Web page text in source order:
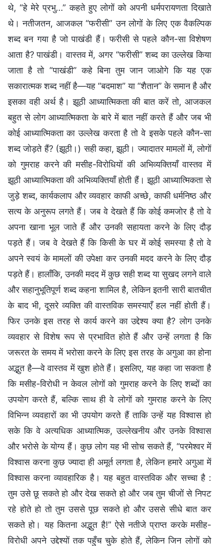
थे, “हे मेरे प्रभु...” कहते हुए लोगों को अपनी धर्मपरायणता दिखाते
थे। नतीजतन, आजकल “फरीसी” उन लोगों के लिए एक वैकल्पिक
शब्द बन गया है जो पाखंडी हैं। फरीसी से पहले कौन-सा विशेषण
आता है? पाखंडी। वास्तव में, अगर “फरीसी” शब्द का उल्लेख किया
जाता है तो “पाखंडी” कहे बिना तुम जान जाओगे कि यह एक
सकारात्मक शब्द नहीं है—यह “बदमाश” या “शैतान” के समान है और
इसका वही अर्थ है। झूठी आध्यात्मिकता की बात करें तो, आजकल
बहुत से लोग आध्यात्मिकता के बारे में बात नहीं करते हैं और जब भी
कोई आध्यात्मिकता का उल्लेख करता है तो वे इसके पहले कौन-सा
शब्द जोड़ते हैं? (झूठी।) सही कहा, झूठी। ज्यादातर मामलों में, लोगों
को गुमराह करने की मसीह-विरोधियों की अभिव्यक्तियाँ वास्तव में
झूठी आध्यात्मिकता की अभिव्यक्तियाँ होती हैं। झूठी आध्यात्मिकता से
जुड़े शब्द, कार्यकलाप और व्यवहार काफी अच्छे, काफी धर्मनिष्ठ और
सत्य के अनुरूप लगते हैं। जब वे देखते हैं कि कोई कमजोर है तो वे
अपना खाना भूल जाते हैं और उनकी सहायता करने के लिए दौड़
पड़ते हैं। जब वे देखते हैं कि किसी के घर में कोई समस्या है तो वे
अपने स्वयं के मामलों की उपेक्षा कर उनकी मदद करने के लिए दौड़
पड़ते हैं। हालाँकि, उनकी मदद में कुछ सही शब्द या सुखद लगने वाले
और सहानुभूतिपूर्ण शब्द कहना शामिल है, लेकिन इतनी सारी बातचीत
के बाद भी, दूसरे व्यक्ति की वास्तविक समस्याएँ हल नहीं होती हैं।
फिर उनके इस तरह से कार्य करने का उद्देश्य क्या है? लोग उनके
व्यवहार से विशेष रूप से प्रभावित होते हैं और उन्हें लगता है कि
जरूरत के समय में भरोसा करने के लिए इस तरह के अगुआ का होना
अद्भुत है—वे वास्तव में खुश होते हैं। इसलिए, यह कहा जा सकता है
कि मसीह-विरोधी न केवल लोगों को गुमराह करने के लिए शब्दों का
उपयोग करते हैं, बल्कि साथ ही वे लोगों को गुमराह करने के लिए
विभिन्न व्यवहारों का भी उपयोग करते हैं ताकि उन्हें यह विश्वास हो
सके कि वे अत्यधिक आध्यात्मिक, उल्लेखनीय और उनके विश्वास
और भरोसे के योग्य हैं। कुछ लोग यह भी सोच सकते हैं, “परमेश्वर में
विश्वास करना कुछ ज्यादा ही अमूर्त लगता है, लेकिन हमारे अगुआ में
विश्वास करना व्यावहारिक है। यह बहुत वास्तविक और सच्चा है :
तुम उसे छू सकते हो और देख सकते हो और जब तुम चीजों से निपट
रहे होते हो तो तुम उससे पूछ सकते हो और उससे सीधे बात कर
सकते हो। यह कितना अद्भुत है!” ऐसे नतीजे प्राप्त करके मसीह-
विरोधी अपने उद्देश्यों तक पहुँच चुके होते हैं, लेकिन जिन लोगों को